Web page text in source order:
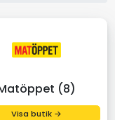
(8)
Visa butik →